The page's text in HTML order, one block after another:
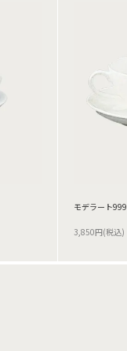
モデラート
3,850円(税込)